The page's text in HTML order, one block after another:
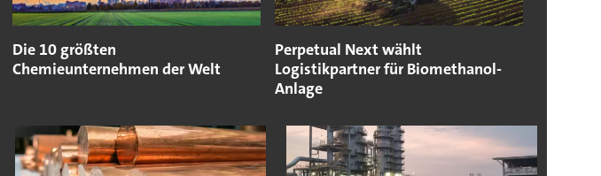
Die 10 größten
Chemieunternehmen der Welt
Perpetual Next wählt
Logistikpartner für Biomethanol-
Anlage